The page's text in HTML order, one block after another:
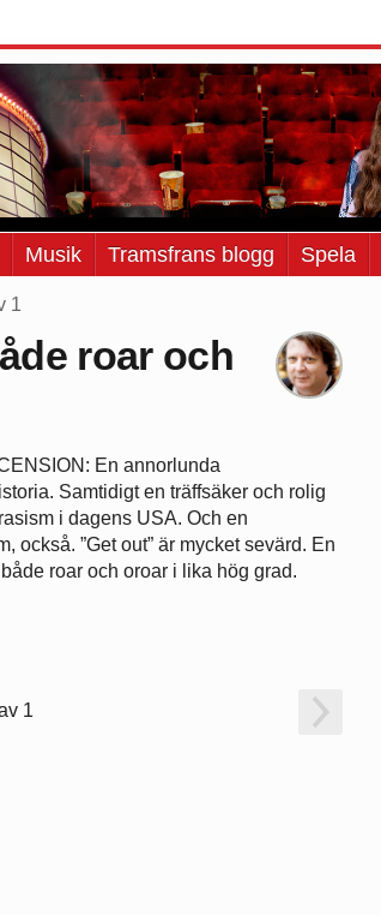
Musik Tramsfrans blogg Spela
1
roar och
En annorlunda
Samtidigt en träffsäker och rolig
i dagens USA. Och en
också. ”Get out” är mycket sevärd. En
roar och oroar i lika hög grad.
1